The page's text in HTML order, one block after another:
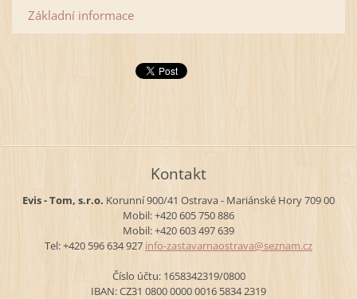
Základní informace
Kontakt
Evis - Tom, s.r.o. Korunní 900/41 Ostrava - Mariánské Hory709 00
Mobil: +420 605 750 886
Mobil: +420 603 497 639
Tel: +420 596 634 927 info-zastavarnaostrava@seznam.cz
Číslo účtu: 1658342319/0800
IBAN: CZ31 0800 0000 0016 5834 2319